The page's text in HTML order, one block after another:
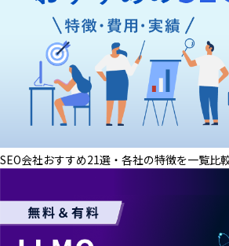
SEO会社おすすめ21選・各社の特徴を一覧比